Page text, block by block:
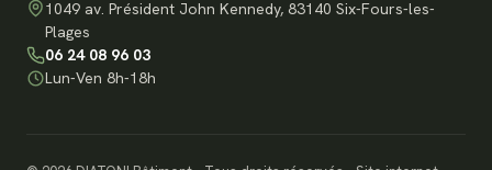
1049 av. Président John Kennedy, 83140 Six-Fours-les-
Plages
06 24 08 96 03
Lun-Ven 8h-18h